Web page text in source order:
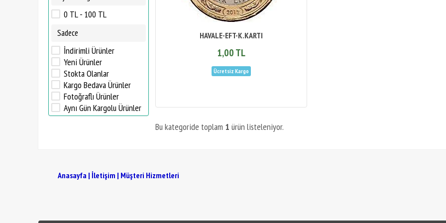
0 TL - 100 TL
Sadece
İndirimli Ürünler
Yeni Ürünler
Stokta Olanlar
Kargo Bedava Ürünler
Fotoğraflı Ürünler
Aynı Gün Kargolu Ürünler
HAVALE-EFT-K.KARTI
1,00 TL
Bu kategoride toplam 1 ürün listeleniyor.
Anasayfa | İletişim | Müşteri Hizmetleri